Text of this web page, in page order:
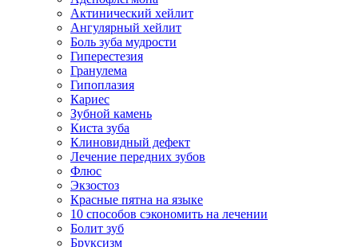
Актинический хейлит
Ангулярный хейлит
Боль зуба мудрости
Гиперестезия
Гранулема
Гипоплазия
Кариес
Зубной камень
Киста зуба
Клиновидный дефект
Лечение передних зубов
Флюс
Экзостоз
Красные пятна на языке
10 способов сэкономить на лечении
Болит зуб
Бруксизм